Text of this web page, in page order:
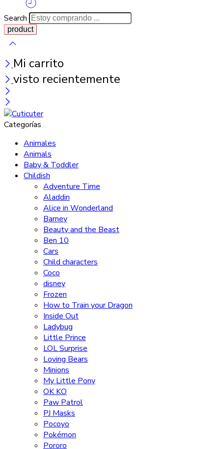
Search
Mi carrito
visto recientemente
Categorías
Animales
Animals
Baby & Toddler
Childish
Adventure Time
Aladdin
Alice in Wonderland
Barney
Beauty and the Beast
Ben 10
Cars
Child characters
Coco
disney
Frozen
How to Train your Dragon
Inside Out
Ladybug
Little Prince
LOL Surprise
Loving Bears
Minions
My Little Pony
OK KO
Paw Patrol
PJ Masks
Pocoyo
Pokémon
Pororo